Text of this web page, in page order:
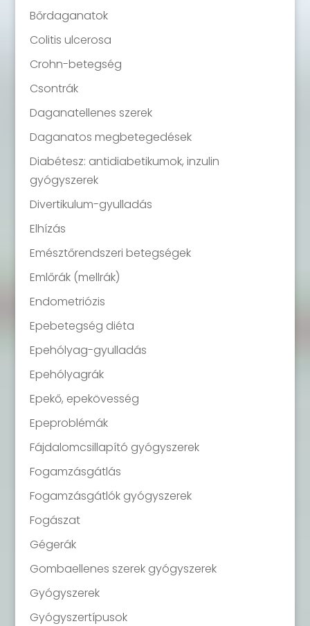
Bőrdaganatok
Colitis ulcerosa
Crohn-betegség
Csontrák
Daganatellenes szerek
Daganatos megbetegedések
Diabétesz: antidiabetikumok, inzulin
gyógyszerek
Divertikulum-gyulladás
Elhízás
Emésztőrendszeri betegségek
Emlőrák (mellrák)
Endometriózis
Epebetegség diéta
Epehólyag-gyulladás
Epehólyagrák
Epekő, epekövesség
Epeproblémák
Fájdalomcsillapító gyógyszerek
Fogamzásgátlás
Fogamzásgátlók gyógyszerek
Fogászat
Gégerák
Gombaellenes szerek gyógyszerek
Gyógyszerek
Gyógyszertípusok